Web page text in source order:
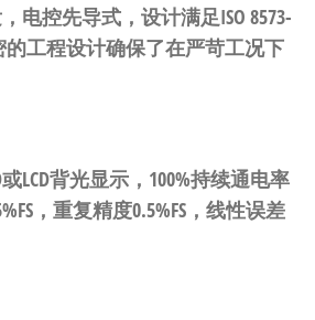
电控先导式，设计满足ISO 8573-
的工程设计确保了在严苛工况下
或LCD背光显示，100%持续通电率
，重复精度0.5%FS，线性误差